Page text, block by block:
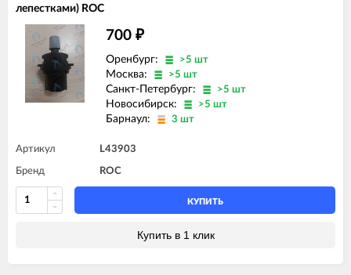
лепестками) ROC
700 ₽
Оренбург: >5 шт
Москва: >5 шт
Санкт-Петербург: >5 шт
Новосибирск: >5 шт
Барнаул: 3 шт
Артикул L43903
Бренд ROC
КУПИТЬ
Купить в 1 клик